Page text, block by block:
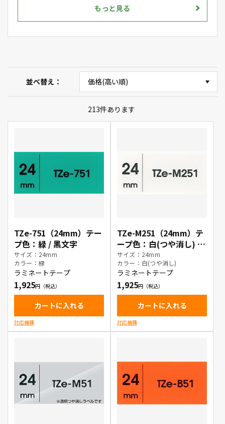
もっと見る
並べ替え
213件あります
TZe-751（24mm）テー
プ色：緑 / 黒文字
サイズ：24mm
カラー：緑
ラミネートテープ
1,925
カートに入れる
対応機種
TZe-M251（24mm）テ
ープ色：白(つや消し) /
黒文字
サイズ：24mm
カラー：白(つや消し)
ラミネートテープ
1,925
カートに入れる
対応機種